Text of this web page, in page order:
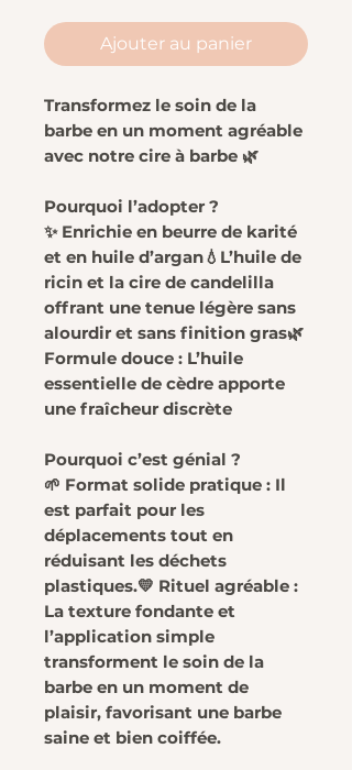
Ajouter au panier
Transformez le soin de la
barbe en un moment agréable
avec notre cire à barbe 🌿
Pourquoi l’adopter ?
✨ Enrichie en beurre de karité
et en huile d’argan💧L’huile de
ricin et la cire de candelilla
offrant une tenue légère sans
alourdir et sans finition gras🌿
Formule douce : L’huile
essentielle de cèdre apporte
une fraîcheur discrète
Pourquoi c’est génial ?
🌱 Format solide pratique : Il
est parfait pour les
déplacements tout en
réduisant les déchets
plastiques.💛 Rituel agréable :
La texture fondante et
l’application simple
transforment le soin de la
barbe en un moment de
plaisir, favorisant une barbe
saine et bien coiffée.